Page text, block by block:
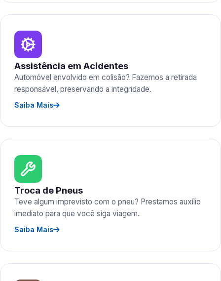
Assistência em Acidentes
Automóvel envolvido em colisão? Fazemos a retirada
responsável, preservando a integridade.
Saiba Mais
Troca de Pneus
Teve algum imprevisto com o pneu? Prestamos auxílio
imediato para que você siga viagem.
Saiba Mais